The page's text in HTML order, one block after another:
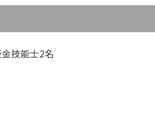
技能士2名